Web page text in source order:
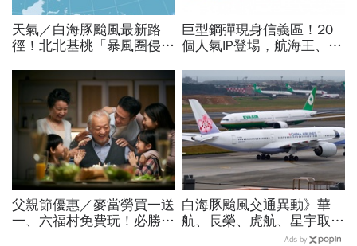
天氣／白海豚颱風最新路
徑！北北基桃「暴風圈侵襲
長、三颱怎麼走，10日報
巨型鋼彈現身信義區！20
個人氣IP登場，航海王、哥
點打卡熱點，活動只到這天
父親節優惠／麥當勞買一送
一、六福村免費玩！必勝
白海豚颱風交通異動》華
航、長榮、虎航、星宇取消
航班：8/6-8/8逾50班次停
Ads by